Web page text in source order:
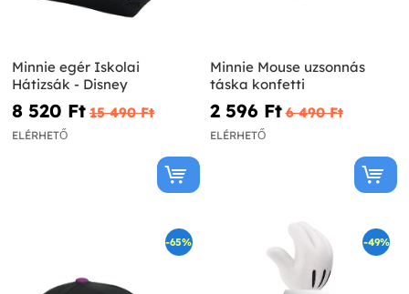
Minnie egér Iskolai
Hátizsák - Disney
8 520 Ft‎ 15 490 Ft‎
ELÉRHETŐ
Minnie Mouse uzsonnás
táska konfetti
2 596 Ft‎ 6 490 Ft‎
ELÉRHETŐ
-65% -49%